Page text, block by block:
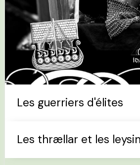
Les guerriers d'élites
Les thrællar et les